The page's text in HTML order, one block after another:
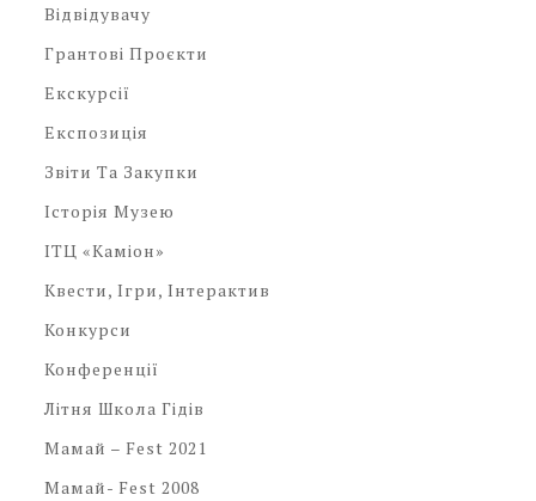
Відвідувачу
Грантові Проєкти
Екскурсії
Експозиція
Звіти Та Закупки
Історія Музею
ІТЦ «Каміон»
Квести, Ігри, Інтерактив
Конкурси
Конференції
Літня Школа Гідів
Мамай – Fest 2021
Мамай- Fest 2008